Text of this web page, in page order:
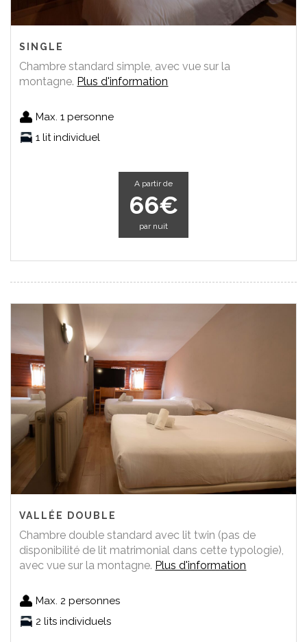
SINGLE
Chambre standard simple, avec vue sur la
montagne. Plus d'information
Max. 1 personne
1 lit individuel
A partir de
66€
par nuit
VALLÉE DOUBLE
Chambre double standard avec lit twin (pas de
disponibilité de lit matrimonial dans cette typologie),
avec vue sur la montagne. Plus d'information
Max. 2 personnes
2 lits individuels